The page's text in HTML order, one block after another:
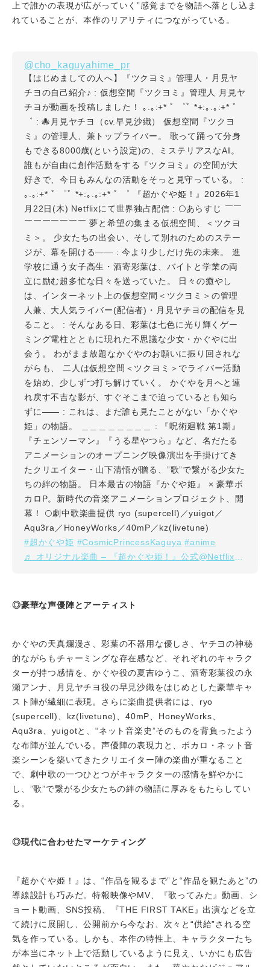
上で誰かの表現が広がっていく”感覚までを物語へ落とし込ま
れていることが、本作のリアリティにつながっている。
@cho_kaguyahime_pr
【はじめましての人へ】『ツクヨミ』管理人・月見ヤ
チヨの自己紹介♪ : 仮想空間『ツクヨミ』管理人 月見ヤ
チヨが動画を投稿しました！ ｡.｡:+* ﾟ ゜ﾟ *+:｡.｡:+* ﾟ
゜ : 🐙月見ヤチヨ（cv.早見沙織） 仮想空間『ツクヨ
ミ』の管理人、兼トップライバー。 歌って踊って分身
もできる8000歳(という設定)の、ミステリアスなAI。
誰もが自由に創作活動をする『ツクヨミ』の空間が大
好きで、今日もみんなの活動をそっと見守っている。 :
｡.｡:+* ﾟ ゜ﾟ *+:｡.｡:+* ﾟ ゜ 『超かぐや姫！』2026年1
月22日(木) Netflixにて世界独占配信 : 🌕あらすじ ￣￣
￣￣￣￣￣￣￣ 夢と希望の集まる仮想空間、＜ツクヨ
ミ＞。 少女たちの出会い、そして別れのためのステー
ジが、幕を開ける—— : 今より少しだけ先の未来。 進
学校に通う女子高生・酒寄彩葉は、バイトと学業の両
立に励む超多忙な日々を送っていた。 日々の癒やし
は、インターネット上の仮想空間＜ツクヨミ＞の管理
人兼、大人気ライバー(配信者)・月見ヤチヨの配信を見
ること。 : そんなある日、彩葉は七色に光り輝くゲー
ミング電柱とともに現れた不思議な少女・かぐやに出
会う。 わがまま放題なかぐやのお願いに振り回されな
がらも、 二人は仮想空間＜ツクヨミ＞でライバー活動
を始め、少しずつ打ち解けていく。 かぐやを月へと連
れ戻す不吉な影が、すぐそこまで迫っているとも知ら
ずに—— : これは、まだ誰も見たことがない「かぐや
姫」の物語。 ＿＿＿＿＿＿＿＿ : 『呪術廻戦 第1期』
『チェンソーマン』『うる星やつら』など、名だたる
アニメーションのオープニング映像演出を手掛けてき
たクリエイター・山下清悟が贈る、”歌”で繋がる少女た
ちの絆の物語。 日本最古の物語『かぐや姫』 × 豪華ボ
カロP。新時代の音楽アニメーションプロジェクト、開
幕！ 🌕劇中歌楽曲提供 ryo (supercell)／yuigot／
Aqu3ra／HoneyWorks／40mP／kz(livetune)
#超かぐや姫 #CosmicPrincessKaguya #anime
◎豪華な声優陣とアーティスト
かぐやの天真爛漫さ、彩葉の不器用な優しさ、ヤチヨの神秘
的ながらもチャーミングな存在感など、それぞれのキャラク
ターが持つ感情を、かぐや役の夏吉ゆうこ、酒寄彩葉役の永
瀬アンナ、月見ヤチヨ役の早見沙織をはじめとした豪華キャ
スト陣が繊細に表現。さらに楽曲提供者には、ryo
(supercell)、kz(livetune)、40mP、HoneyWorks、
Aqu3ra、yuigotと、“ネット音楽史”そのものを背負ったよう
な布陣が並んでいる。声優陣の表現力と、ボカロ・ネット音
楽シーンを築いてきたクリエイター陣の楽曲が重なること
で、劇中歌の一つひとつがキャラクターの感情を鮮やかに
し、”歌”で繋がる少女たちの絆の物語に厚みをもたらしてい
る。
◎現代に合わせたマーケティング
『超かぐや姫！』は、“作品を観るまで”と“作品を観たあと”の
導線設計も巧みだ。特報映像やMV、『歌ってみた』動画、シ
ョート動画、SNS投稿、『THE FIRST TAKE』出演などを立
て続けに展開し、公開前から今なお、次々と“供給”される空
気を作っている。しかも、本作の特性上、キャラクターたち
が本当にネット上で活動しているように見え、いかにも広告